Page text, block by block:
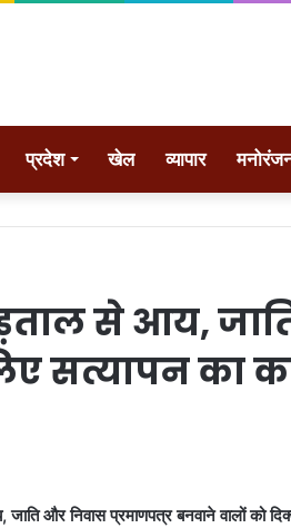
प्रदेश खेल व्यापार
से आय,
सत्यापन का
और निवास प्रमाणपत्र बनवाने वालों को